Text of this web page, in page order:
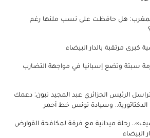
هل حافظت على نسب ملئها رغم
كبرى مرتقبة بالدار البيضاء
سبتة وتضع إسبانيا في مواجهة التضارب
الرئيس الجزائري عبد المجيد تبون: دعمك
وسيادة تونس خط أحمر
رحلة ميدانية مع فرقة لمكافحة القوارض
البيضاء